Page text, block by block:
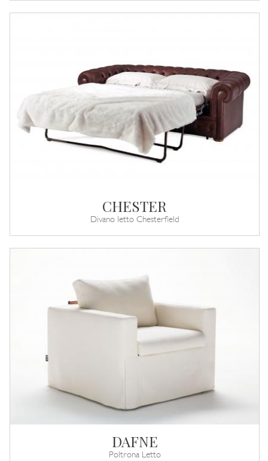
CHESTER
Divano letto Chesterfield
DAFNE
Poltrona Letto